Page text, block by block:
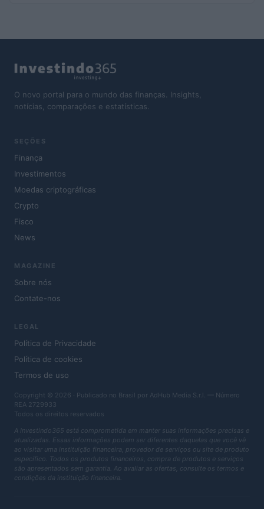
O novo portal para o mundo das finanças. Insights,
notícias, comparações e estatísticas.
SEÇÕES
Finança
Investimentos
Moedas criptográficas
Crypto
Fisco
News
MAGAZINE
Sobre nós
Contate-nos
LEGAL
Política de Privacidade
Política de cookies
Termos de uso
Copyright © 2026 · Publicado no Brasil por AdHub Media S.r.l. — Número
REA 2729933
Todos os direitos reservados
A Investindo365 está comprometida em manter suas informações precisas e
atualizadas. Essas informações podem ser diferentes daquelas que você vê
ao visitar uma instituição financeira, provedor de serviços ou site de produto
específico. Todos os produtos financeiros, compra de produtos e serviços
são apresentados sem garantia. Ao avaliar as ofertas, consulte os termos e
condições da instituição financeira.